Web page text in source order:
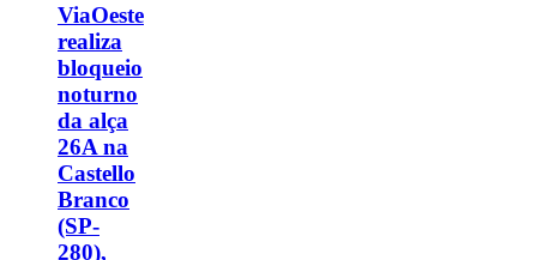
ViaOeste
realiza
bloqueio
noturno
da alça
26A na
Castello
Branco
(SP-
280),